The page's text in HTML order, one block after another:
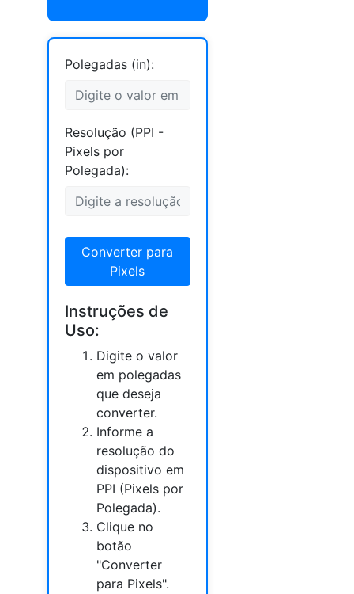
Polegadas (in):
Resolução (PPI -
Pixels por
Polegada):
Converter para
Pixels
Instruções de
Uso:
Digite o valor
em polegadas
que deseja
converter.
Informe a
resolução do
dispositivo em
PPI (Pixels por
Polegada).
Clique no
botão
"Converter
para Pixels".